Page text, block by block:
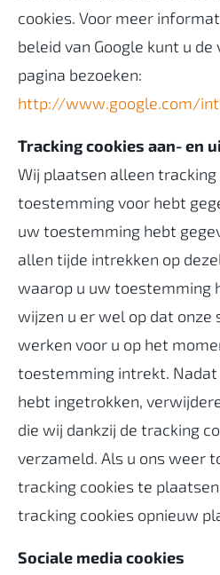
cookies. Voor meer
beleid van Google kunt u de
pagina bezoeken:
http://www.google.com/
Tracking cookies aan- en
Wij plaatsen alleen
toestemming voor hebt
uw toestemming hebt
allen tijde intrekken op
waarop u uw toestemming
wijzen u er wel op dat onze
werken voor u op het
toestemming intrekt.
hebt ingetrokken,
die wij dankzij de tracking
verzameld. Als u ons weer
tracking cookies te
tracking cookies opnieuw
Sociale media cookies